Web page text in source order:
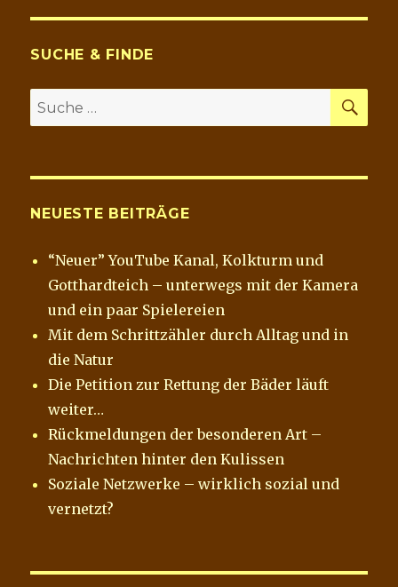
SUCHE & FINDE
Suche
nach:
NEUESTE BEITRÄGE
“Neuer” YouTube Kanal, Kolkturm und
Gotthardteich – unterwegs mit der Kamera
und ein paar Spielereien
Mit dem Schrittzähler durch Alltag und in
die Natur
Die Petition zur Rettung der Bäder läuft
weiter…
Rückmeldungen der besonderen Art –
Nachrichten hinter den Kulissen
Soziale Netzwerke – wirklich sozial und
vernetzt?